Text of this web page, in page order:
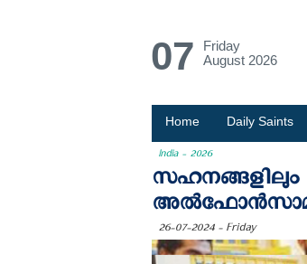
07
Friday
August 2026
Home Daily Saints
India - 2026
26-07-2024 - Friday